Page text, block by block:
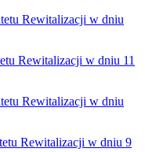
Rewitalizacji w dniu
Rewitalizacji w dniu 11
Rewitalizacji w dniu
Rewitalizacji w dniu 9